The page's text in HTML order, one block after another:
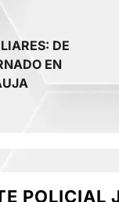
DE
EN
POLICIAL